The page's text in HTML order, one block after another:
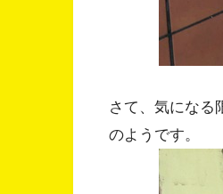
さて、気になる
のようです。